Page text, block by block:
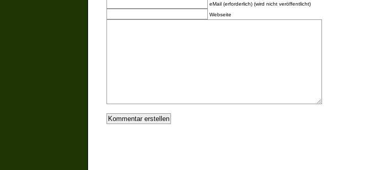
eMail (erforderlich) (wird nicht veröffentlicht)
Webseite